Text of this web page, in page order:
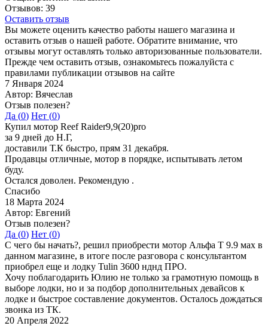
Отзывов: 39
Оставить отзыв
Вы можете оценить качество работы нашего магазина и
оставить отзыв о нашей работе. Обратите внимание, что
отзывы могут оставлять только авторизованные пользователи.
Прежде чем оставить отзыв, ознакомьтесь пожалуйста с
правилами публикации отзывов на сайте
7 Января 2024
Автор: Вячеслав
Отзыв полезен?
Да (0) Нет (0)
Купил мотор Reef Raider9,9(20)pro
за 9 дней до Н.Г,
доставили Т.К быстро, прям 31 декабря.
Продавцы отличные, мотор в порядке, испытывать летом
буду.
Остался доволен. Рекомендую .
Спасибо
18 Марта 2024
Автор: Евгений
Отзыв полезен?
Да (0) Нет (0)
С чего бы начать?, решил приобрести мотор Альфа Т 9.9 мах в
данном магазине, в итоге после разговора с консультантом
приобрел еще и лодку Tulin 3600 нднд ПРО.
Хочу поблагодарить Юлию не только за грамотную помощь в
выборе лодки, но и за подбор дополнительных девайсов к
лодке и быстрое составление документов. Осталось дождаться
звонка из ТК.
20 Апреля 2022